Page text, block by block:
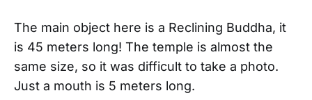
The main object here is a Reclining Buddha, it
is 45 meters long! The temple is almost the
same size, so it was difficult to take a photo.
Just a mouth is 5 meters long.